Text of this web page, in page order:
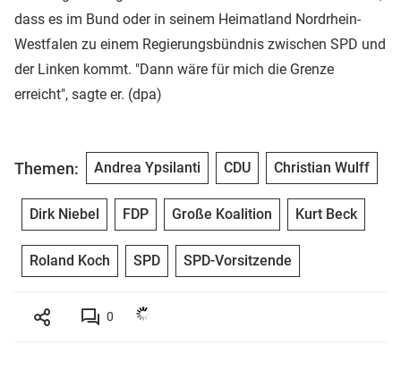
dass es im Bund oder in seinem Heimatland Nordrhein-
Westfalen zu einem Regierungsbündnis zwischen SPD und
der Linken kommt. "Dann wäre für mich die Grenze
erreicht", sagte er. (dpa)
Themen: Andrea Ypsilanti CDU Christian Wulff
Dirk Niebel FDP Große Koalition Kurt Beck
Roland Koch SPD SPD-Vorsitzende
0